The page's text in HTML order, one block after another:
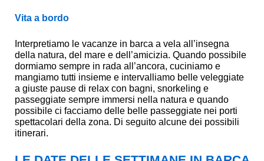
Vita a bordo
Interpretiamo le vacanze in barca a vela all’insegna
della natura, del mare e dell’amicizia. Quando possibile
dormiamo sempre in rada all’ancora, cuciniamo e
mangiamo tutti insieme e intervalliamo belle veleggiate
a giuste pause di relax con bagni, snorkeling e
passeggiate sempre immersi nella natura e quando
possibile ci facciamo delle belle passeggiate nei porti
spettacolari della zona. Di seguito alcune dei possibili
itinerari.